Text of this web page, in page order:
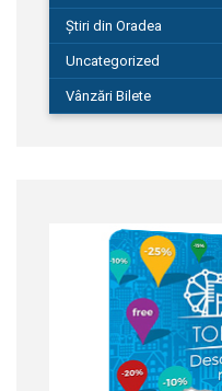
Știri din Oradea
Uncategorized
Vânzări Bilete